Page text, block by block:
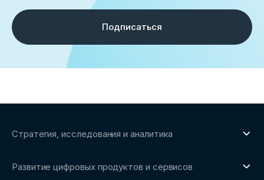
Подписаться
Стратегия, исследования и аналитика
Обзоры рынка и аналитические исследования
Развитие цифровых продуктов и сервисов